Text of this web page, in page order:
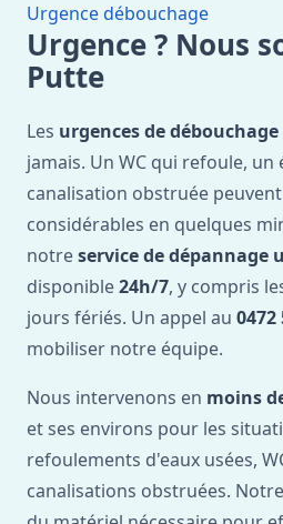
Urgence débouchage
Urgence ? Nous
Putte
Les urgences de débouchage
jamais. Un WC qui refoule,
canalisation obstruée
considérables en quelques
notreservice de dépannage
disponible24h/7, y compris
jours fériés. Un appel au 0472
mobiliser notre équipe.
Nous intervenons en moins
et ses environs pour les
refoulements d'eaux usées,
canalisations obstruées.